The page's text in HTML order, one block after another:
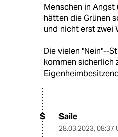
Menschen in Angst
hätten die Grünen
und nicht erst zwei
Die vielen "Nein"--
kommen sicherlich
S Saile
28.03.2023, 08:37